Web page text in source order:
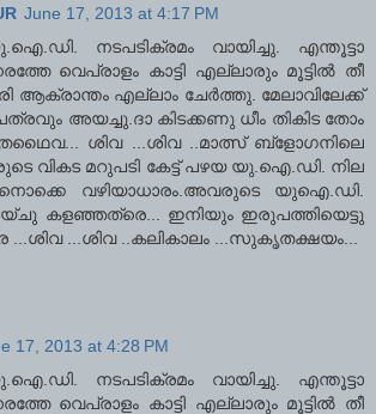
June 17, 2013 at 4:17 PM
നടപടിക്രമം വായിച്ചു. എന്തൂട്ടാ
വെപ്രാളം കാട്ടി എല്ലാരും മൂട്ടില്‍ തീ
ആക്രാന്തം എല്ലാം ചേര്‍ത്തു. മേലാവിലേക്ക്
അയച്ചു.ദാ കിടക്കണു ധീം തികിട തോം
തഥൈവ... ശിവ ...ശിവ ..മാത്സ് ബ്ളോഗനിലെ
വികട മറുപടി കേട്ട് പഴയ യു.ഐ.ഡി. നില
വഴിയാധാരം.അവരുടെ യുഐ.ഡി.
കളഞ്ഞത്രെ... ഇനിയും ഇരുപത്തിയെട്ടു
...ശിവ ...ശിവ ..കലികാലം ...സുകൃതക്ഷയം...
17, 2013 at 4:28 PM
നടപടിക്രമം വായിച്ചു. എന്തൂട്ടാ
വെപ്രാളം കാട്ടി എല്ലാരും മൂട്ടില്‍ തീ